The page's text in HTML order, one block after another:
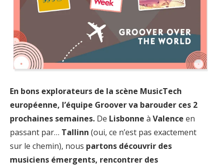
En bons explorateurs de la scène MusicTech
européenne, l’équipe Groover va barouder ces 2
prochaines semaines. De Lisbonne à Valence en
passant par… Tallinn (oui, ce n’est pas exactement
sur le chemin), nous partons découvrir des
musiciens émergents, rencontrer des